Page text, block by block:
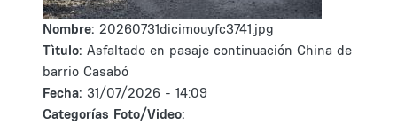
Nombre: 20260731dicimouyfc3741.jpg
Tìtulo: Asfaltado en pasaje continuación China de
barrio Casabó
Fecha: 31/07/2026 - 14:09
Categorías Foto/Video: